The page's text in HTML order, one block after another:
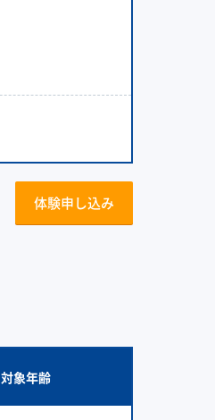
体験申し込み
対象年齢